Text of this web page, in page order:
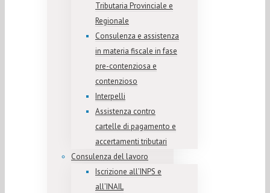
Tributaria Provinciale e
Regionale
Consulenza e assistenza
in materia fiscale in fase
pre-contenziosa e
contenzioso
Interpelli
Assistenza contro
cartelle di pagamento e
accertamenti tributari
Consulenza del lavoro
Iscrizione all’INPS e
all’INAIL